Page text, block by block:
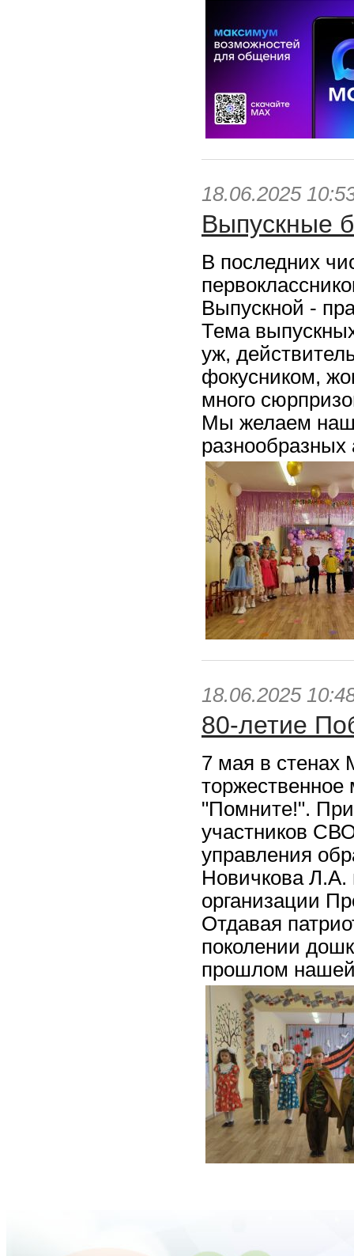
18.06.2025
Выпускные
В последних
Выпускной -
Тема
уж,
фокусником,
много
Мы желаем
18.06.2025
80-летие
7 мая в
"Помните!".
участников
управления
Новичкова Л.А.
организации
Отдавая
поколении
прошлом